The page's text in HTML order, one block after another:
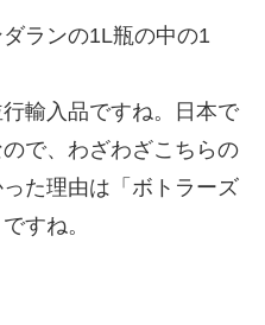
ランの1L瓶の中の1
輸入品ですね。日本で
で、わざわざこちらの
た理由は「ボトラーズ
すね。